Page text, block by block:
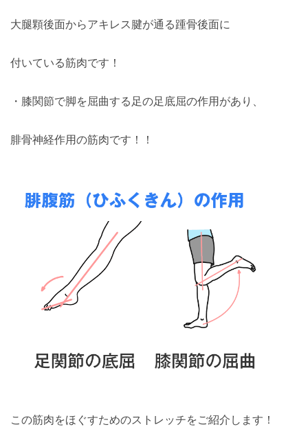
大腿顆後面からアキレス腱が通る踵骨後面に
付いている筋肉です！
・膝関節で脚を屈曲する足の足底屈の作用があり、
腓骨神経作用の筋肉です！！
この筋肉をほぐすためのストレッチをご紹介します！